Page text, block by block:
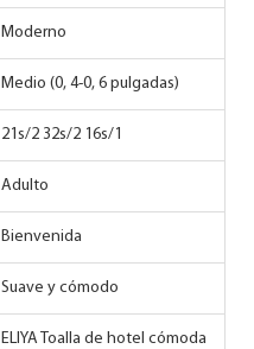
Moderno
Medio (0, 4-0, 6 pulgadas)
21s/2 32s/2 16s/1
Adulto
Bienvenida
Suave y cómodo
ELIYA Toalla de hotel cómoda